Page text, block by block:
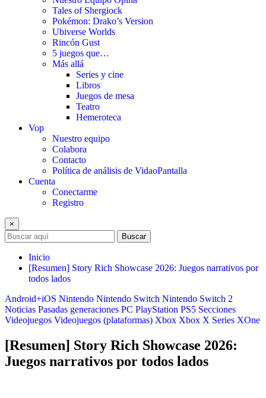
Tales of Shergiock
Pokémon: Drako’s Version
Ubiverse Worlds
Rincón Gust
5 juegos que…
Más allá
Series y cine
Libros
Juegos de mesa
Teatro
Hemeroteca
Vop
Nuestro equipo
Colabora
Contacto
Política de análisis de VidaoPantalla
Cuenta
Conectarme
Registro
×
Buscar
Inicio
[Resumen] Story Rich Showcase 2026: Juegos narrativos por
todos lados
Android+iOS Nintendo Nintendo Switch Nintendo Switch 2
Noticias Pasadas generaciones PC PlayStation PS5 Secciones
Videojuegos Videojuegos (plataformas) Xbox Xbox X Series XOne
[Resumen] Story Rich Showcase 2026:
Juegos narrativos por todos lados